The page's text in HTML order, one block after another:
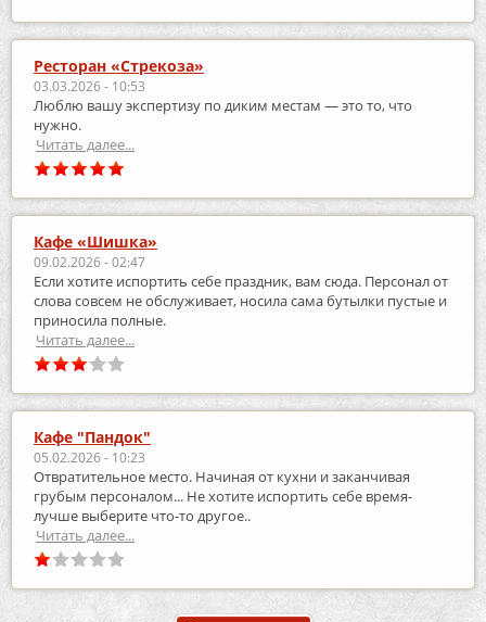
Ресторан «Стрекоза»
03.03.2026 - 10:53
Люблю вашу экспертизу по диким местам — это то, что
нужно.
Читать далее...
Кафе «Шишка»
09.02.2026 - 02:47
Если хотите испортить себе праздник, вам сюда. Персонал от
слова совсем не обслуживает, носила сама бутылки пустые и
приносила полные.
Читать далее...
Кафе "Пандок"
05.02.2026 - 10:23
Отвратительное место. Начиная от кухни и заканчивая
грубым персоналом... Не хотите испортить себе время-
лучше выберите что-то другое..
Читать далее...